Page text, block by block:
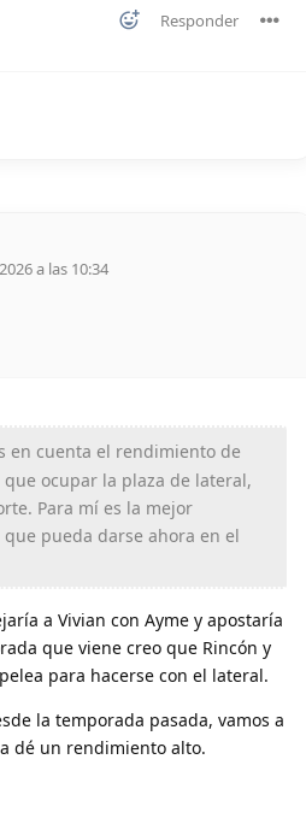
Responder
a las 10:34
en cuenta el rendimiento de
ocupar la plaza de lateral,
Para mí es la mejor
pueda darse ahora en el
a Vivian con Ayme y apostaría
que viene creo que Rincón y
para hacerse con el lateral.
la temporada pasada, vamos a
dé un rendimiento alto.